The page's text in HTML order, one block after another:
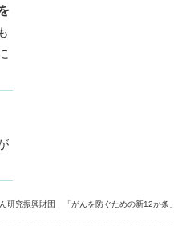
研究振興財団 「がんを防ぐための新12か条」